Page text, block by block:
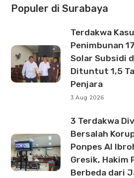
Populer di Surabaya
Terdakwa
Penimbunan
Solar Subsidi
Dituntut 1,5
Penjara
3 Aug 2026
3 Terdakwa
Bersalah
Ponpes Al
Gresik, Hakim
Berbeda dari